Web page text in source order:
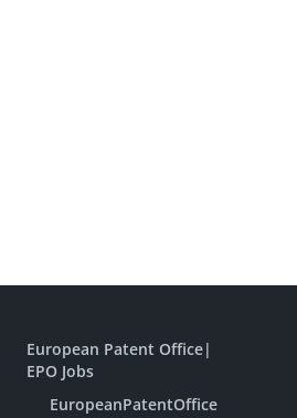
European Patent Office|
EPO Jobs
EuropeanPatentOffice